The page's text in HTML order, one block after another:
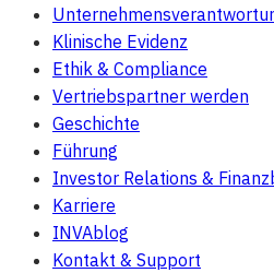
Klinische Evidenz
Ethik & Compliance
Vertriebspartner werden
Geschichte
Führung
Investor Relations &
Karriere
INVAblog
Kontakt & Support